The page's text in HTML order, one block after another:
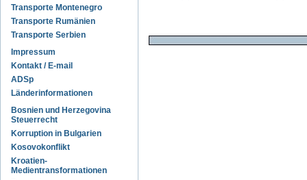
Transporte Montenegro
Transporte Rumänien
Transporte Serbien
Impressum
Kontakt / E-mail
ADSp
Länderinformationen
Bosnien und Herzegovina
Steuerrecht
Korruption in Bulgarien
Kosovokonflikt
Kroatien-
Medientransformationen